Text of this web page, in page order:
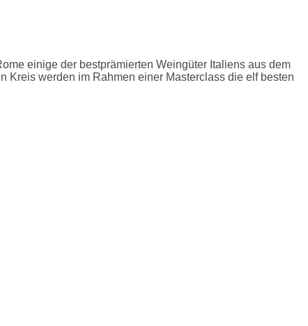
einige der bestprämierten Weingüter Italiens aus dem
Kreis werden im Rahmen einer Masterclass die elf besten